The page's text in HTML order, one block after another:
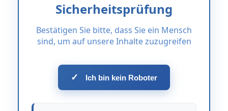
Sicherheitsprüfung
Bestätigen Sie bitte, dass Sie ein Mensch
sind, um auf unsere Inhalte zuzugreifen
✓ Ich bin kein Roboter